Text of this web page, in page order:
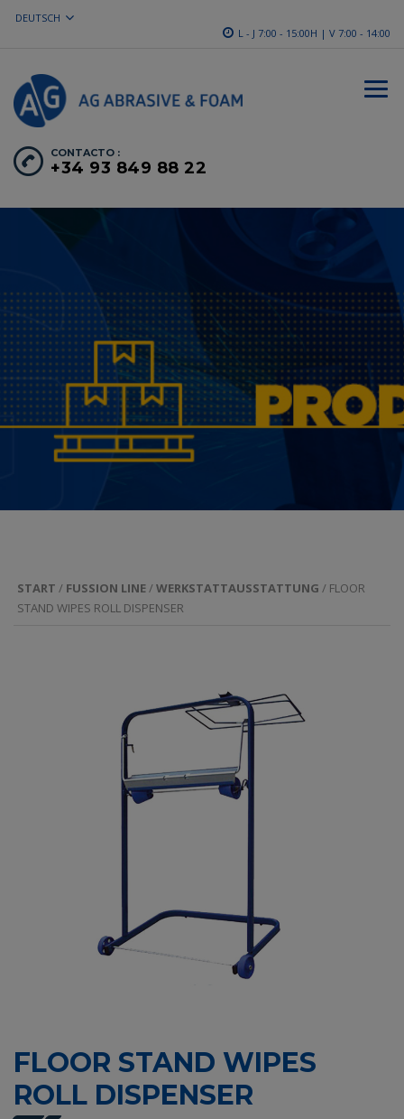
DEUTSCH
L - J 7:00 - 15:00H | V 7:00 - 14:00
CONTACTO :
+34 93 849 88 22
START / FUSSION LINE /WERKSTATTAUSSTATTUNG / FLOOR
STAND WIPES ROLL DISPENSER
FLOOR STAND WIPES
ROLL DISPENSER